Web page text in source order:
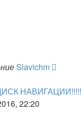
Slavichm
22:20